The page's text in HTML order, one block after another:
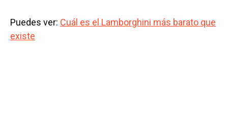
Puedes ver: Cuál es el Lamborghini más barato que
existe